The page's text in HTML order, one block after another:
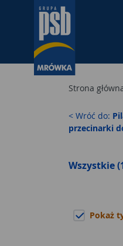
Strona
< Wróć do:
przecinarki
Wszystkie
Pokaż